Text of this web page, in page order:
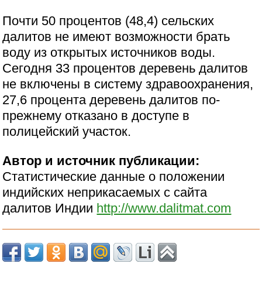
Почти 50 процентов (48,4) сельских
далитов не имеют возможности брать
воду из открытых источников воды.
Сегодня 33 процентов деревень далитов
не включены в систему здравоохранения,
27,6 процента деревень далитов по-
прежнему отказано в доступе в
полицейский участок.
Автор и источник публикации:
Статистические данные о положении
индийских неприкасаемых с сайта
далитов Индии http://www.dalitmat.com